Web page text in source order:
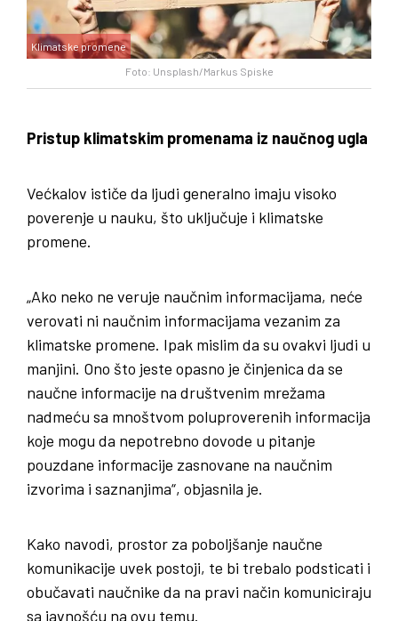
Foto: Unsplash/Markus Spiske
Klimatske promene
Pristup klimatskim promenama iz naučnog ugla
Većkalov ističe da ljudi generalno imaju visoko
poverenje u nauku, što uključuje i klimatske
promene.
„Ako neko ne veruje naučnim informacijama, neće
verovati ni naučnim informacijama vezanim za
klimatske promene. Ipak mislim da su ovakvi ljudi u
manjini. Ono što jeste opasno je činjenica da se
naučne informacije na društvenim mrežama
nadmeću sa mnoštvom poluproverenih informacija
koje mogu da nepotrebno dovode u pitanje
pouzdane informacije zasnovane na naučnim
izvorima i saznanjima“, objasnila je.
Kako navodi, prostor za poboljšanje naučne
komunikacije uvek postoji, te bi trebalo podsticati i
obučavati naučnike da na pravi način komuniciraju
sa javnošću na ovu temu.